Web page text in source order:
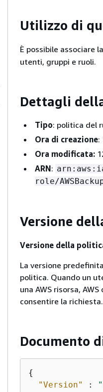
Utilizzo di
È possibile associare
utenti, gruppi e ruoli.
Dettagli
Tipo: politica del
Ora di creazione:
Ora modificata:
ARN:
role/
Versione
Versione della
La versione
politica. Quando un
una AWS risorsa,
consentire la richiesta.
Documento
{
"Version"
: